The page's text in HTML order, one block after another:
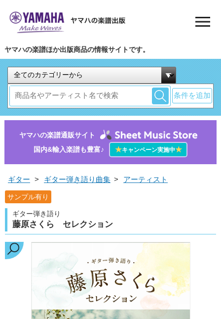
ヤマハの楽譜ほか出版商品の情報サイトです。
条件を追加
ヤマハの楽譜通販サイト
国内&輸入楽譜も豊富♪
★キャンペーン実施中★
ギター > ギター弾き語り曲集 > アーティスト
サンプル有り
ギター弾き語り
藤原さくら セレクション